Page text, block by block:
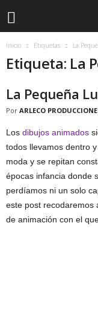
Inicio Etiquetas La
Etiqueta: La
La Pequeña
Por ARLECO
Los dibujos animados
todos llevamos dentro
moda y se repitan
épocas infancia donde
perdíamos ni un solo
este post recodaremos
de animación con el